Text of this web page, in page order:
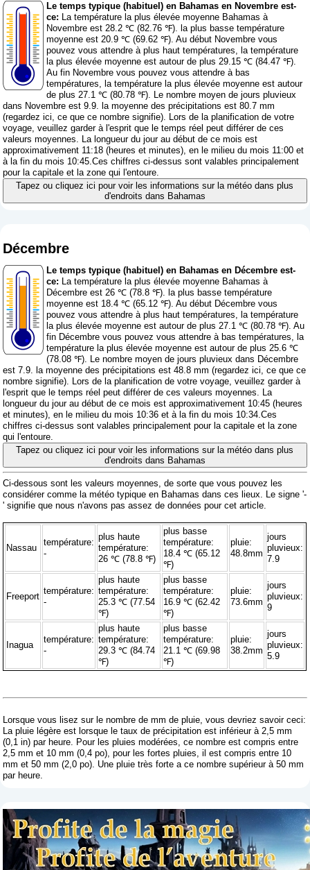
Le temps typique (habituel) en Bahamas en Novembre est-
ce: La température la plus élevée moyenne Bahamas à
Novembre est 28.2 ℃ (82.76 ℉). la plus basse température
moyenne est 20.9 ℃ (69.62 ℉). Au début Novembre vous
pouvez vous attendre à plus haut températures, la température
la plus élevée moyenne est autour de plus 29.15 ℃ (84.47 ℉).
Au fin Novembre vous pouvez vous attendre à bas
températures, la température la plus élevée moyenne est autour
de plus 27.1 ℃ (80.78 ℉). Le nombre moyen de jours pluvieux
dans Novembre est 9.9. la moyenne des précipitations est 80.7 mm
(regardez ici, ce que ce nombre signifie). Lors de la planification de votre
voyage, veuillez garder à l'esprit que le temps réel peut différer de ces
valeurs moyennes. La longueur du jour au début de ce mois est
approximativement 11:18 (heures et minutes), en le milieu du mois 11:00 et
à la fin du mois 10:45.Ces chiffres ci-dessus sont valables principalement
pour la capitale et la zone qui l'entoure.
Tapez ou cliquez ici pour voir les informations sur la météo dans plus
d'endroits dans Bahamas
Décembre
Le temps typique (habituel) en Bahamas en Décembre est-
ce: La température la plus élevée moyenne Bahamas à
Décembre est 26 ℃ (78.8 ℉). la plus basse température
moyenne est 18.4 ℃ (65.12 ℉). Au début Décembre vous
pouvez vous attendre à plus haut températures, la température
la plus élevée moyenne est autour de plus 27.1 ℃ (80.78 ℉). Au
fin Décembre vous pouvez vous attendre à bas températures, la
température la plus élevée moyenne est autour de plus 25.6 ℃
(78.08 ℉). Le nombre moyen de jours pluvieux dans Décembre
est 7.9. la moyenne des précipitations est 48.8 mm (regardez ici, ce que ce
nombre signifie). Lors de la planification de votre voyage, veuillez garder à
l'esprit que le temps réel peut différer de ces valeurs moyennes. La
longueur du jour au début de ce mois est approximativement 10:45 (heures
et minutes), en le milieu du mois 10:36 et à la fin du mois 10:34.Ces
chiffres ci-dessus sont valables principalement pour la capitale et la zone
qui l'entoure.
Tapez ou cliquez ici pour voir les informations sur la météo dans plus
d'endroits dans Bahamas
Ci-dessous sont les valeurs moyennes, de sorte que vous pouvez les
considérer comme la météo typique en Bahamas dans ces lieux. Le signe '-
' signifie que nous n'avons pas assez de données pour cet article.
Nassau
température:
-
plus haute
température:
26 ℃ (78.8 ℉)
plus basse
température:
18.4 ℃ (65.12
℉)
pluie:
48.8mm
jours
pluvieux:
7.9
Freeport
température:
-
plus haute
température:
25.3 ℃ (77.54
℉)
plus basse
température:
16.9 ℃ (62.42
℉)
pluie:
73.6mm
jours
pluvieux:
9
Inagua
température:
-
plus haute
température:
29.3 ℃ (84.74
℉)
plus basse
température:
21.1 ℃ (69.98
℉)
pluie:
38.2mm
jours
pluvieux:
5.9
Lorsque vous lisez sur le nombre de mm de pluie, vous devriez savoir ceci:
La pluie légère est lorsque le taux de précipitation est inférieur à 2,5 mm
(0,1 in) par heure. Pour les pluies modérées, ce nombre est compris entre
2,5 mm et 10 mm (0,4 po), pour les fortes pluies, il est compris entre 10
mm et 50 mm (2,0 po). Une pluie très forte a ce nombre supérieur à 50 mm
par heure.